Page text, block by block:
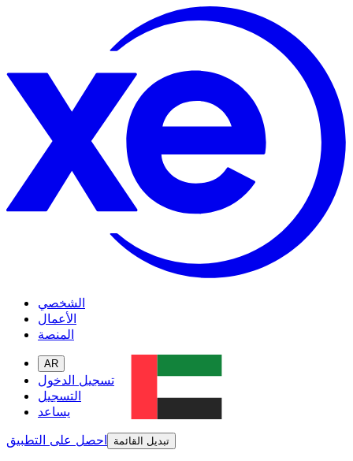
الشخصي
الأعمال
المنصة
AR
تسجيل الدخول
التسجيل
يساعد
احصل على التطبيق
تبديل القائمة